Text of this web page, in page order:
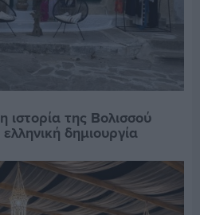
της Βολισσού
δημιουργία